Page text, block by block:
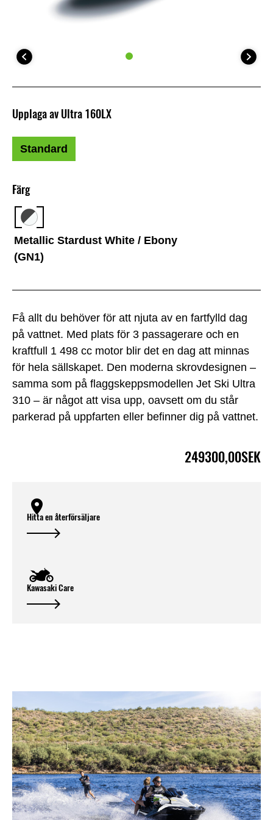
Få allt du behöver för att njuta av en fartfylld dag
på vattnet. Med plats för 3 passagerare och en
kraftfull 1 498 cc motor blir det en dag att minnas
för hela sällskapet. Den moderna skrovdesignen –
samma som på flaggskeppsmodellen Jet Ski Ultra
310 – är något att visa upp, oavsett om du står
parkerad på uppfarten eller befinner dig på vattnet.
249300,00SEK
Färg
Metallic Stardust White / Ebony
(GN1)
Upplaga av Ultra 160LX
Standard
Hitta en återförsäljare
Kawasaki Care